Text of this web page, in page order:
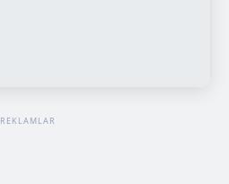
REKLAMLAR